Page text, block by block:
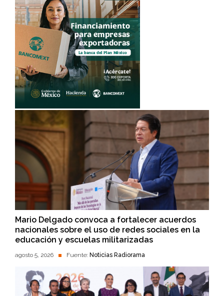
Mario Delgado convoca a fortalecer acuerdos
nacionales sobre el uso de redes sociales en la
educación y escuelas militarizadas
agosto 5, 2026 Fuente: Noticias Radiorama